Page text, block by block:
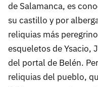
de Salamanca, es
su castillo y por
reliquias más
esqueletos de Ysacio,
del portal de Belén.
reliquias del pueblo,